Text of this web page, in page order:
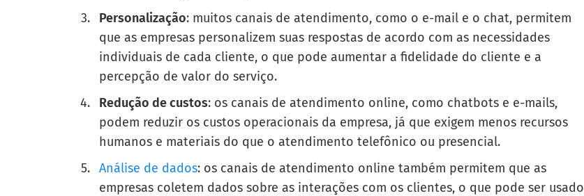
Personalização: muitos canais de atendimento, como o e-mail e o chat, permitem
que as empresas personalizem suas respostas de acordo com as necessidades
individuais de cada cliente, o que pode aumentar a fidelidade do cliente e a
percepção de valor do serviço.
Redução de custos: os canais de atendimento online, como chatbots e e-mails,
podem reduzir os custos operacionais da empresa, já que exigem menos recursos
humanos e materiais do que o atendimento telefônico ou presencial.
Análise de dados: os canais de atendimento online também permitem que as
empresas coletem dados sobre as interações com os clientes, o que pode ser usado